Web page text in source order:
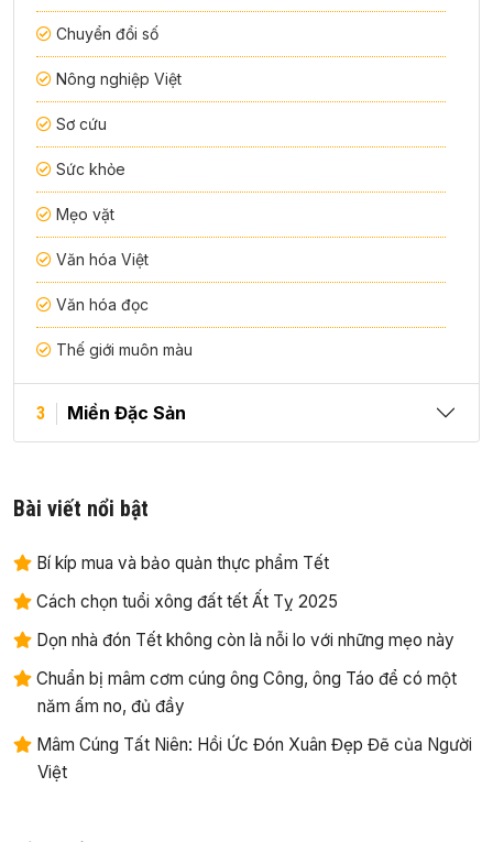
Chuyển đổi số
Nông nghiệp Việt
Sơ cứu
Sức khỏe
Mẹo vặt
Văn hóa Việt
Văn hóa đọc
Thế giới muôn màu
3 Miền Đặc Sản
Bài viết nổi bật
Bí kíp mua và bảo quản thực phẩm Tết
Cách chọn tuổi xông đất tết Ất Tỵ 2025
Dọn nhà đón Tết không còn là nỗi lo với những mẹo này
Chuẩn bị mâm cơm cúng ông Công, ông Táo để có một
năm ấm no, đủ đầy
Mâm Cúng Tất Niên: Hồi Ức Đón Xuân Đẹp Đẽ của Người
Việt